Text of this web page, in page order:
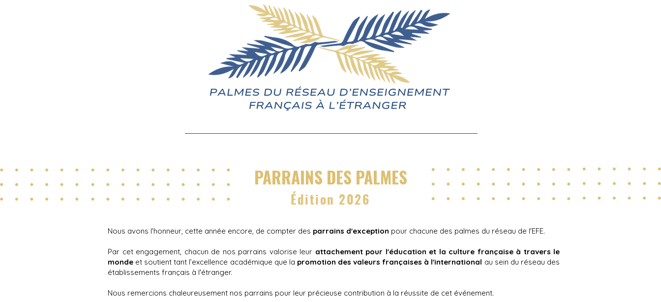
PARRAINS DES PALMES
Édition 2026
Nous avons l'honneur, cette année encore, de compter des parrains d'exception pour chacune des palmes du réseau de l'EFE.
Par cet engagement, chacun de nos parrains valorise leur attachement pour l'éducation et la culture française à travers le
monde et soutient tant l’excellence académique que la promotion des valeurs françaises à l'international au sein du réseau des
établissements français à l'étranger.
Nous remercions chaleureusement nos parrains pour leur précieuse contribution à la réussite de cet événement.